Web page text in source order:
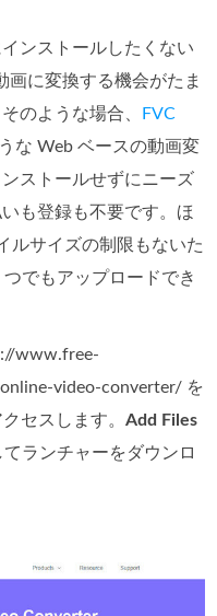
ンストールしたくない
画に変換する機会がたま
のような場合、
FVC
な Web ベースの動画変
ストールせずにニーズ
も登録も不要です。ほ
ルサイズの制限もないた
でもアップロードでき
www.free-
video-converter/ を
セスします。Add Files
ランチャーをダウンロ